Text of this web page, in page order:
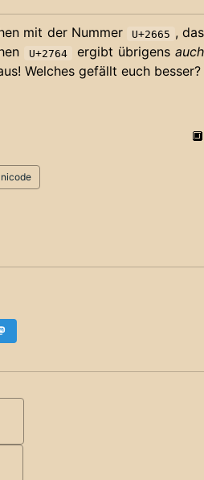
mit der Nummer U+2665 , das
U+2764 ergibt übrigens auch
Welches gefällt euch besser?
🔲